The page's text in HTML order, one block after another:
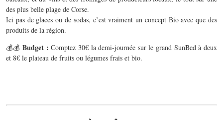
des plus belle plage de Corse.
Ici pas de glaces ou de sodas, c’est vraiment un concept Bio avec que des
produits de la région.
💰💰 Budget : Comptez 30€ la demi-journée sur le grand SunBed à deux
et 8€ le plateau de fruits ou légumes frais et bio.